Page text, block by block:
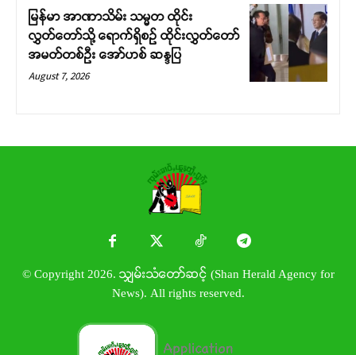
မြန်မာ အာဏာသိမ်း သမ္မတ ထိုင်း
လွှတ်တော်သို့ ရောက်ရှိစဉ် ထိုင်းလွှတ်တော်
အမတ်တစ်ဦး အော်ဟစ် ဆန္ဒပြ
August 7, 2026
© Copyright 2026. သျှမ်းသံတော်ဆင့် (Shan Herald Agency for
News). All rights reserved.